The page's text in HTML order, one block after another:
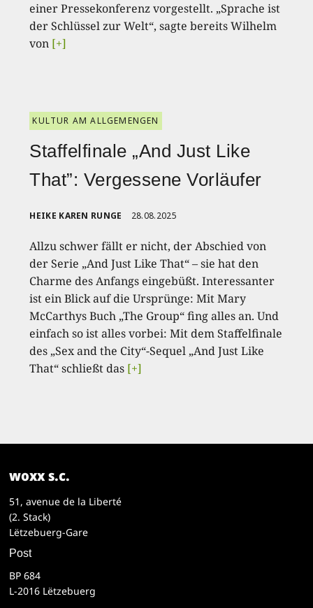
einer Pressekonferenz vorgestellt. „Sprache ist
der Schlüssel zur Welt“, sagte bereits Wilhelm
von [+]
KULTUR AM ALLGEMENGEN
Staffelfinale „And Just Like
That”: Vergessene Vorläufer
HEIKE KAREN RUNGE 28.08.2025
Allzu schwer fällt er nicht, der Abschied von
der Serie „And Just Like That“ – sie hat den
Charme des Anfangs eingebüßt. Interessanter
ist ein Blick auf die Ursprünge: Mit Mary
McCarthys Buch „The Group“ fing alles an. Und
einfach so ist alles vorbei: Mit dem Staffelfinale
des „Sex and the City“-Sequel „And Just Like
That“ schließt das [+]
woxx s.c.
51, avenue de la Liberté
(2. Stack)
Lëtzebuerg-Gare
Post
BP 684
L-2016 Lëtzebuerg